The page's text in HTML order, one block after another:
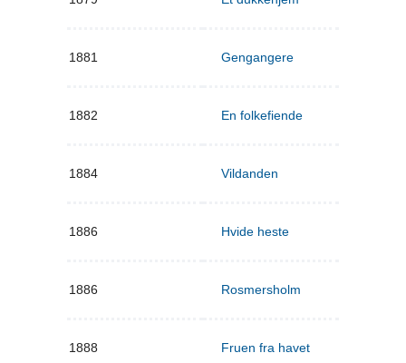
1881 Gengangere
1882 En folkefiende
1884 Vildanden
1886 Hvide heste
1886 Rosmersholm
1888 Fruen fra havet